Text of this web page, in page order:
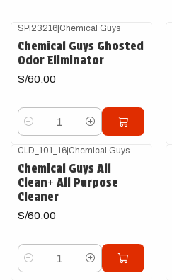
SPI23216|Chemical Guys
Chemical Guys Ghosted
Odor Eliminator
S/60.00
Cantidad
CLD_101_16|Chemical Guys
Chemical Guys All
Clean+ All Purpose
Cleaner
S/60.00
Cantidad